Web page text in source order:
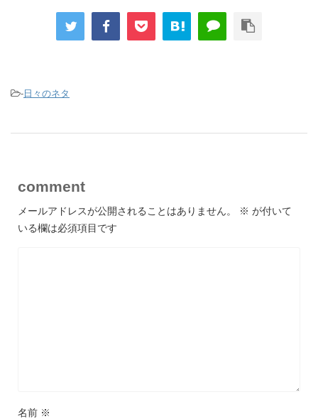
- 日々のネタ
comment
メールアドレスが公開されることはありません。 ※ が付いて
いる欄は必須項目です
名前 ※